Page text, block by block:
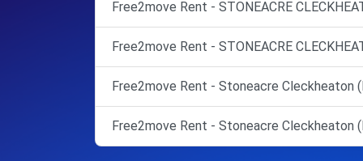
Free2move Rent - STONEACRE
Free2move Rent - STONEACRE
Free2move Rent - Stoneacre Cleckheaton
Free2move Rent - Stoneacre Cleckheaton